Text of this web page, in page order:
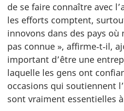
de se faire connaître avec
les efforts comptent,
innovons dans des pays où
pas connue », affirme‑t‑il,
important d’être une
laquelle les gens ont
occasions qui soutiennent
sont vraiment essentielles